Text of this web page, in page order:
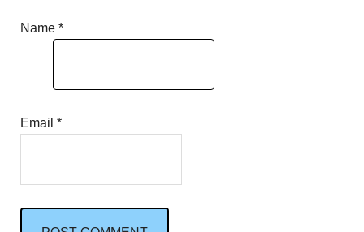
Name*
Email*